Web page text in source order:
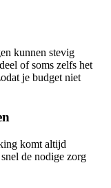
kunnen stevig
of soms zelfs het
je budget niet
komt altijd
de nodige zorg